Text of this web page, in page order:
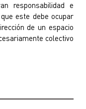
responsabilidad e
este debe ocupar
de un espacio
colectivo